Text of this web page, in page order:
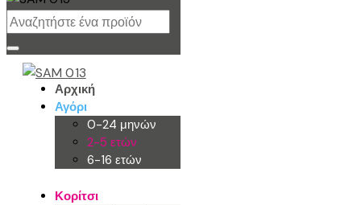
Αρχική
Αγόρι
0-24 μηνών
2-5 ετών
6-16 ετών
Κορίτσι